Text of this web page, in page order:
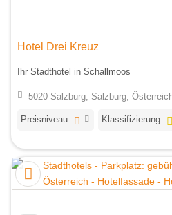
Hotel Drei Kreuz
Ihr Stadthotel in Schallmoos
5020 Salzburg, Salzburg,
Preisniveau: Klassifizierung: